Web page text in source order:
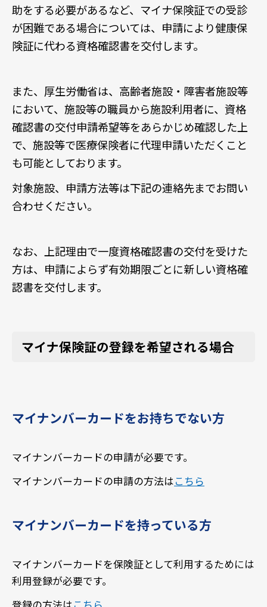
助をする必要があるなど、マイナ保険証での受診
が困難である場合については、申請により健康保
険証に代わる資格確認書を交付します。
また、厚生労働省は、高齢者施設・障害者施設等
において、施設等の職員から施設利用者に、資格
確認書の交付申請希望等をあらかじめ確認した上
で、施設等で医療保険者に代理申請いただくこと
も可能としております。
対象施設、申請方法等は下記の連絡先までお問い
合わせください。
なお、上記理由で一度資格確認書の交付を受けた
方は、申請によらず有効期限ごとに新しい資格確
認書を交付します。
マイナ保険証の登録を希望される場合
マイナンバーカードをお持ちでない方
マイナンバーカードの申請が必要です。
マイナンバーカードの申請の方法はこちら
マイナンバーカードを持っている方
マイナンバーカードを保険証として利用するためには
利用登録が必要です。